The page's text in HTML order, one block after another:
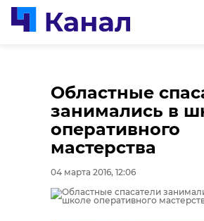
Областные
занимались в
оперативного
мастерства
04 марта 2016, 12:06
0:00 / 0:00
0:00 / 0:00